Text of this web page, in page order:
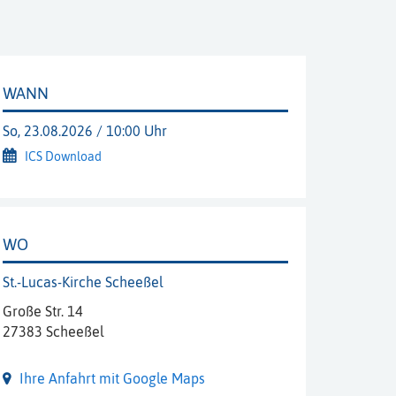
WANN
So, 23.08.2026 / 10:00 Uhr
ICS Download
WO
St.-Lucas-Kirche Scheeßel
Große Str. 14
27383 Scheeßel
Ihre Anfahrt mit Google Maps